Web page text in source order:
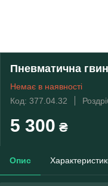
Пневматична
Немає в наявності
Код: 377.04.32
5 300 ₴
Опис